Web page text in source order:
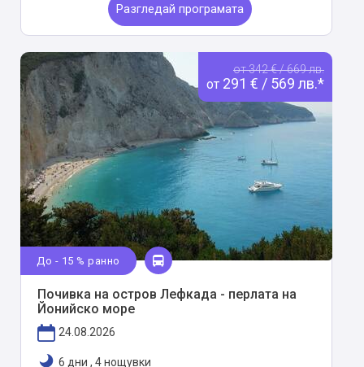
Разгледай програмата
от 342 € / 669 лв.
от 291 € / 569 лв.*
До - 15 % ранно
Почивка на остров Лефкада - перлата на
Йонийско море
24.08.2026
6 дни , 4 нощувки